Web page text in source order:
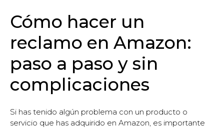
Cómo hacer un
reclamo en Amazon:
paso a paso y sin
complicaciones
Si has tenido algún problema con un producto o
servicio que has adquirido en Amazon, es importante